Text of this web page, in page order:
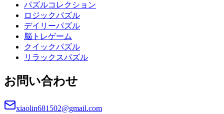
パズルコレクション
ロジックパズル
デイリーパズル
脳トレゲーム
クイックパズル
リラックスパズル
お問い合わせ
xiaolin681502@gmail.com